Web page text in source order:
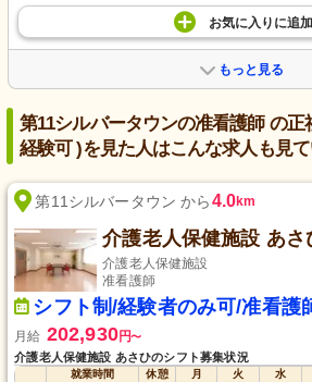
お気に入り に追加
もっと見る
第11シルバータウンの准看護師 の正
経験可 )を見た人はこんな求人も見
第11シルバータウン から4.0km
介護老人保健施設 あさ
介護老人保健施設
准看護師
シフト制/経験者のみ可/准看護
月給 202,930円〜
介護老人保健施設 あさひのシフト募集状況
就業時間 休憩 月 火 水